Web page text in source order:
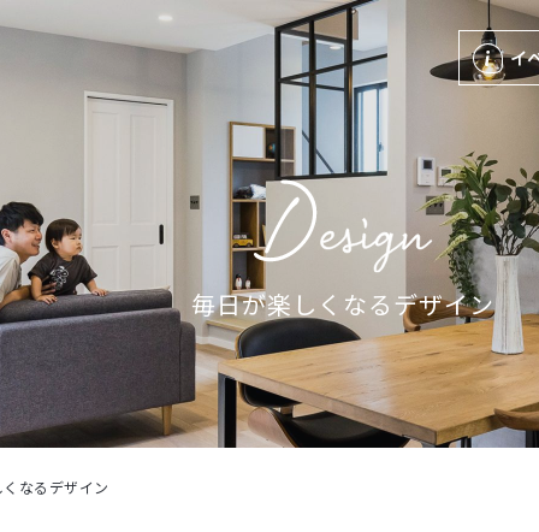
イ
毎日が楽しくなるデザイン
なるデザイン